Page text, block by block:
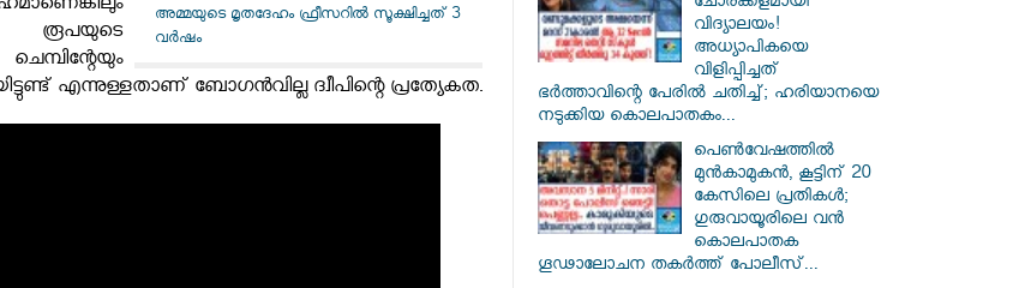
അമ്മയുടെ മൃതദേഹം ഫ്രീസറില്‍ സൂക്ഷിച്ചത് 3
വര്‍ഷം
രൂപയുടെ
എന്നുള്ളതാണ് ബോഗന്‍വില്ല ദ്വീപിന്റെ പ്രത്യേകത.
വിദ്യാലയം!
അധ്യാപികയെ
വിളിപ്പിച്ചത്
ഭർത്താവിന്റെ പേരിൽ ചതിച്ച്; ഹരിയാനയെ
നടുക്കിയ കൊലപാതകം...
പെൺവേഷത്തിൽ
മുൻകാമുകൻ, കൂട്ടിന് 20
കേസിലെ പ്രതികൾ;
ഗുരുവായൂരിലെ വൻ
കൊലപാതക
ഗൂഢാലോചന തകർത്ത് പോലീസ്...